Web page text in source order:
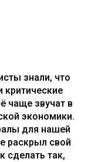
знали, что
чаще звучат в
экономики.
для нашей
раскрыл свой
сделать так,